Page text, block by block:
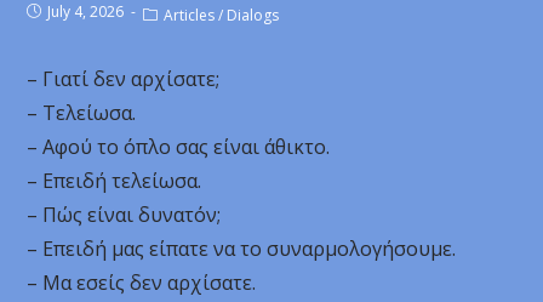
July 4, 2026 Articles / Dialogs
– Γιατί δεν αρχίσατε;
– Τελείωσα.
– Αφού το όπλο σας είναι άθικτο.
– Επειδή τελείωσα.
– Πώς είναι δυνατόν;
– Επειδή μας είπατε να το συναρμολογήσουμε.
– Μα εσείς δεν αρχίσατε.